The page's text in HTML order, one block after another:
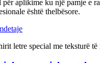
për aplikime ku një pamje e
është thelbësore.
detaje